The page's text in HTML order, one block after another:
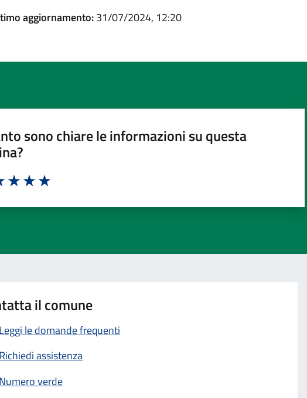
aggiornamento:31/07/2024, 12:20
sono chiare le informazioni su questa
il comune
Leggi le domande frequenti
Richiedi assistenza
Numero verde